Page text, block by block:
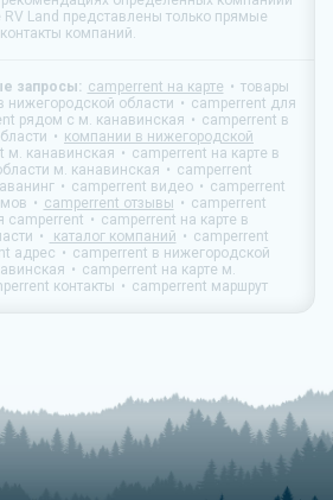
RV Land представлены только прямые
контакты компаний.
запросы: camperrent на карте
товары
нижегородской области
camperrent для
рядом с м. канавинская
camperrent в
компании в нижегородской
м. канавинская
camperrent на карте в
м. канавинская
camperrent
camperrent видео
camperrent
camperrent отзывы
camperrent
camperrent
camperrent на карте в
каталог компаний
camperrent
адрес
camperrent в нижегородской
camperrent на карте м.
контакты camperrent маршрут